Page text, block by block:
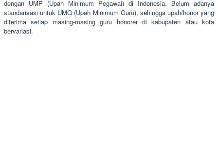
dengan UMP (Upah Minimum Pegawai) di Indonesia. Belum adanya
standarisasi untuk UMG (Upah Minimum Guru), sehingga upah/honor yang
diterima setiap masing-masing guru honorer di kabupaten atau kota
bervariasi.